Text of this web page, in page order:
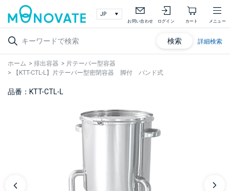
お問い合わせ ログイン カート メニュー
検索 詳細検索
ホーム > 排出容器 > 片テーパー型容器
>
【KTT-CTL-L】片テーパー型密閉容器 脚付 バンド式
品番：KTT-CTL-L